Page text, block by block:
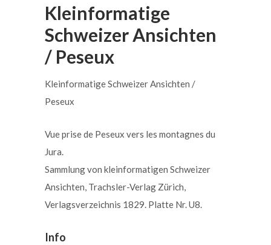
Kleinformatige
Schweizer Ansichten
/ Peseux
Kleinformatige Schweizer Ansichten /
Peseux
Vue prise de Peseux vers les montagnes du
Jura.
Sammlung von kleinformatigen Schweizer
Ansichten, Trachsler-Verlag Zürich,
Verlagsverzeichnis 1829. Platte Nr. U8.
Info